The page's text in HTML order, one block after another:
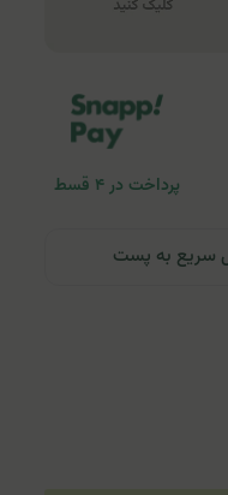
پرداخت در ۴ قسط